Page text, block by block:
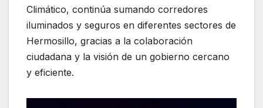
Climático, continúa sumando corredores
iluminados y seguros en diferentes sectores de
Hermosillo, gracias a la colaboración
ciudadana y la visión de un gobierno cercano
y eficiente.